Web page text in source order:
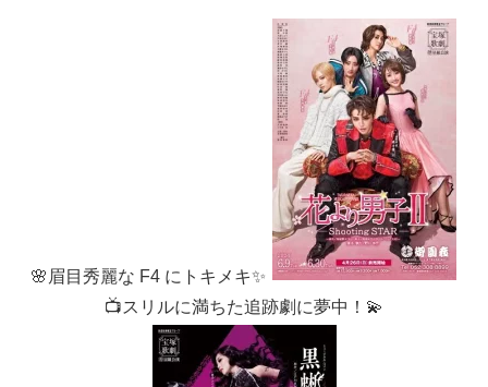
🌸眉目秀麗な F4 にトキメキ✨
📺スリルに満ちた追跡劇に夢中！💫